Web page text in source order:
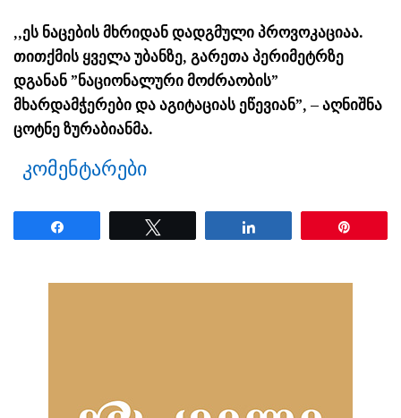
,,ეს ნაცების მხრიდან დადგმული პროვოკაციაა.
თითქმის ყველა უბანზე, გარეთა პერიმეტრზე
დგანან ”ნაციონალური მოძრაობის”
მხარდამჭერები და აგიტაციას ეწევიან”, – აღნიშნა
ცოტნე ზურაბიანმა.
კომენტარები